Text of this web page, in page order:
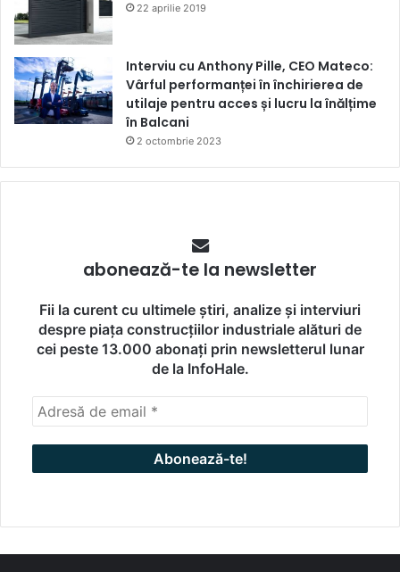
22 aprilie 2019
Interviu cu Anthony Pille, CEO Mateco:
Vârful performanței în închirierea de
utilaje pentru acces și lucru la înălțime
în Balcani
2 octombrie 2023
abonează-te la newsletter
Fii la curent cu ultimele știri, analize și interviuri
despre piața construcțiilor industriale alături de
cei peste 13.000 abonați prin newsletterul lunar
de la InfoHale.